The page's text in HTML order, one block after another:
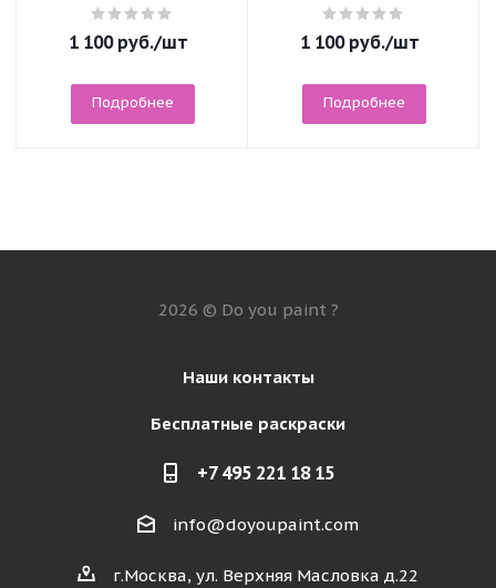
1 100руб./шт
Подробнее
1 100руб./шт
Подробнее
2026 © Do you paint ?
Наши контакты
Бесплатные раскраски
+7 495 221 18 15
info@doyoupaint.com
г.Москва, ул. Верхняя Масловка д.22